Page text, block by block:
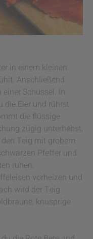
in einem kleinen
Anschließend
Schüssel. In
die Eier und rührst
die flüssige
zügig unterhebst,
Teig mit grobem
Pfeffer und
ruhen.
vorheizen und
wird der Teig
knusprige